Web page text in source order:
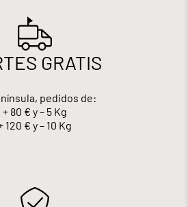
GRATIS
pedidos de:
+ 80 € y – 5 Kg
120 € y – 10 Kg